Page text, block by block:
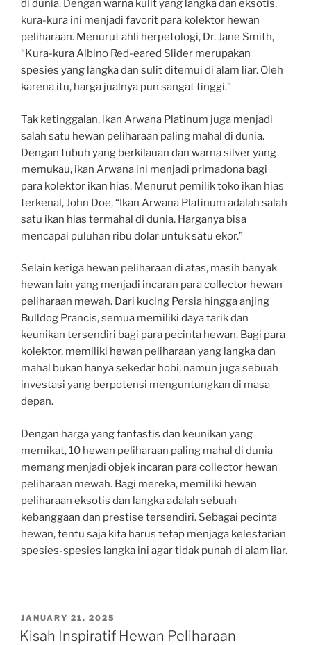
di dunia. Dengan warna kulit yang langka dan eksotis,
kura-kura ini menjadi favorit para kolektor hewan
peliharaan. Menurut ahli herpetologi, Dr. Jane Smith,
“Kura-kura Albino Red-eared Slider merupakan
spesies yang langka dan sulit ditemui di alam liar. Oleh
karena itu, harga jualnya pun sangat tinggi.”
Tak ketinggalan, ikan Arwana Platinum juga menjadi
salah satu hewan peliharaan paling mahal di dunia.
Dengan tubuh yang berkilauan dan warna silver yang
memukau, ikan Arwana ini menjadi primadona bagi
para kolektor ikan hias. Menurut pemilik toko ikan hias
terkenal, John Doe, “Ikan Arwana Platinum adalah salah
satu ikan hias termahal di dunia. Harganya bisa
mencapai puluhan ribu dolar untuk satu ekor.”
Selain ketiga hewan peliharaan di atas, masih banyak
hewan lain yang menjadi incaran para collector hewan
peliharaan mewah. Dari kucing Persia hingga anjing
Bulldog Prancis, semua memiliki daya tarik dan
keunikan tersendiri bagi para pecinta hewan. Bagi para
kolektor, memiliki hewan peliharaan yang langka dan
mahal bukan hanya sekedar hobi, namun juga sebuah
investasi yang berpotensi menguntungkan di masa
depan.
Dengan harga yang fantastis dan keunikan yang
memikat, 10 hewan peliharaan paling mahal di dunia
memang menjadi objek incaran para collector hewan
peliharaan mewah. Bagi mereka, memiliki hewan
peliharaan eksotis dan langka adalah sebuah
kebanggaan dan prestise tersendiri. Sebagai pecinta
hewan, tentu saja kita harus tetap menjaga kelestarian
spesies-spesies langka ini agar tidak punah di alam liar.
POSTED
ON
JANUARY 21, 2025
Kisah Inspiratif Hewan Peliharaan